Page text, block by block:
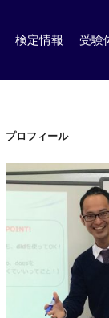
検定情報 受験
プロフィール